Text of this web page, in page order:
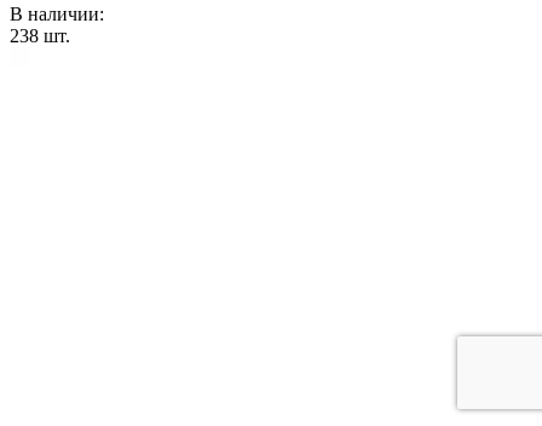
В наличии:
238 шт.